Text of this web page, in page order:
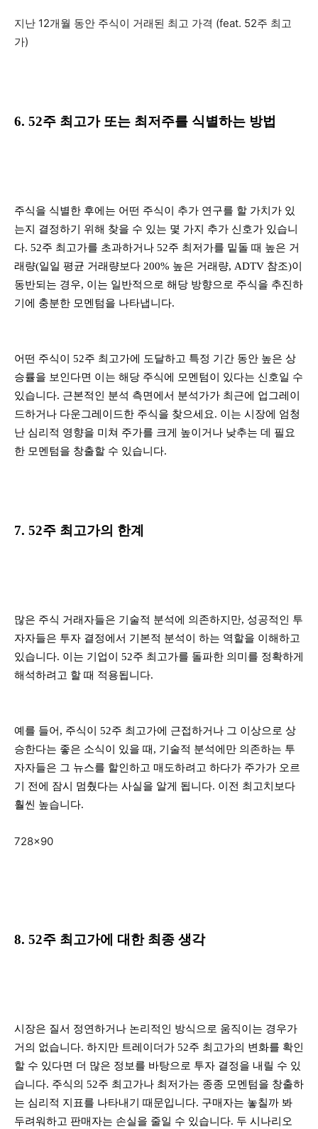
지난 12개월 동안 주식이 거래된 최고 가격 (feat. 52주 최고
가)
6. 52주 최고가 또는 최저주를 식별하는 방법
주식을 식별한 후에는 어떤 주식이 추가 연구를 할 가치가 있
는지 결정하기 위해 찾을 수 있는 몇 가지 추가 신호가 있습니
다. 52주 최고가를 초과하거나 52주 최저가를 밑돌 때 높은 거
래량(일일 평균 거래량보다 200% 높은 거래량, ADTV 참조)이
동반되는 경우, 이는 일반적으로 해당 방향으로 주식을 추진하
기에 충분한 모멘텀을 나타냅니다.
어떤 주식이 52주 최고가에 도달하고 특정 기간 동안 높은 상
승률을 보인다면 이는 해당 주식에 모멘텀이 있다는 신호일 수
있습니다. 근본적인 분석 측면에서 분석가가 최근에 업그레이
드하거나 다운그레이드한 주식을 찾으세요. 이는 시장에 엄청
난 심리적 영향을 미쳐 주가를 크게 높이거나 낮추는 데 필요
한 모멘텀을 창출할 수 있습니다.
7. 52주 최고가의 한계
많은 주식 거래자들은 기술적 분석에 의존하지만, 성공적인 투
자자들은 투자 결정에서 기본적 분석이 하는 역할을 이해하고
있습니다. 이는 기업이 52주 최고가를 돌파한 의미를 정확하게
해석하려고 할 때 적용됩니다.
예를 들어, 주식이 52주 최고가에 근접하거나 그 이상으로 상
승한다는 좋은 소식이 있을 때, 기술적 분석에만 의존하는 투
자자들은 그 뉴스를 할인하고 매도하려고 하다가 주가가 오르
기 전에 잠시 멈췄다는 사실을 알게 됩니다. 이전 최고치보다
훨씬 높습니다.
728×90
8. 52주 최고가에 대한 최종 생각
시장은 질서 정연하거나 논리적인 방식으로 움직이는 경우가
거의 없습니다. 하지만 트레이더가 52주 최고가의 변화를 확인
할 수 있다면 더 많은 정보를 바탕으로 투자 결정을 내릴 수 있
습니다. 주식의 52주 최고가나 최저가는 종종 모멘텀을 창출하
는 심리적 지표를 나타내기 때문입니다. 구매자는 놓칠까 봐
두려워하고 판매자는 손실을 줄일 수 있습니다. 두 시나리오